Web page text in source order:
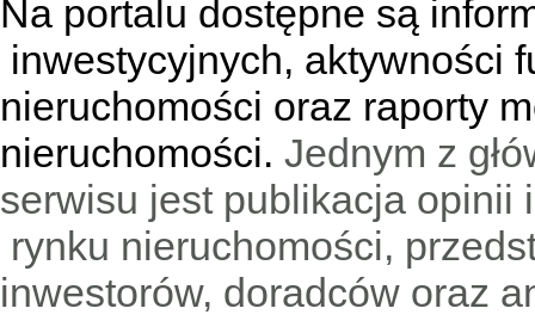
Na portalu dostępne są
inwestycyjnych, aktywności
nieruchomości oraz raporty
nieruchomości. Jednym z
serwisu jest publikacja
rynku nieruchomości,
inwestorów, doradców oraz